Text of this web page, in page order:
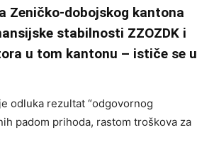
Zeničko-dobojskog kantona
stabilnosti ZZOZDK i
u tom kantonu – ističe se u
odluka rezultat “odgovornog
padom prihoda, rastom troškova za